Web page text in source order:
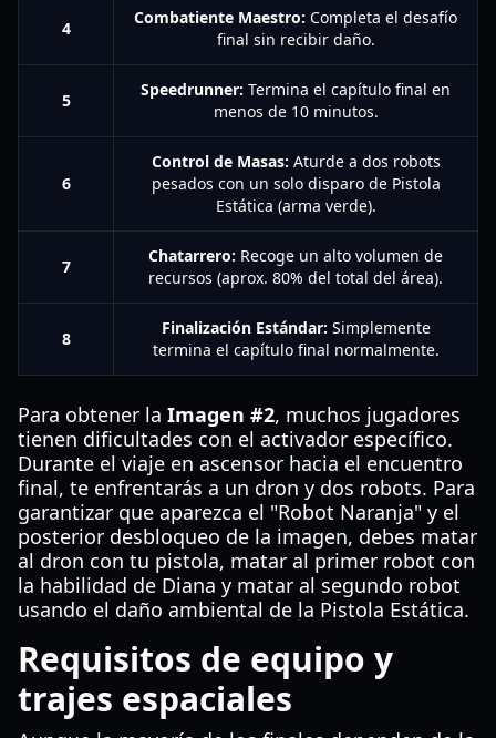
4
Combatiente Maestro: Completa el desafío
final sin recibir daño.
5
Speedrunner: Termina el capítulo final en
menos de 10 minutos.
6
Control de Masas: Aturde a dos robots
pesados con un solo disparo de Pistola
Estática (arma verde).
7
Chatarrero: Recoge un alto volumen de
recursos (aprox. 80% del total del área).
8
Finalización Estándar: Simplemente
termina el capítulo final normalmente.
Para obtener la Imagen #2, muchos jugadores
tienen dificultades con el activador específico.
Durante el viaje en ascensor hacia el encuentro
final, te enfrentarás a un dron y dos robots. Para
garantizar que aparezca el "Robot Naranja" y el
posterior desbloqueo de la imagen, debes matar
al dron con tu pistola, matar al primer robot con
la habilidad de Diana y matar al segundo robot
usando el daño ambiental de la Pistola Estática.
Requisitos de equipo y
trajes espaciales